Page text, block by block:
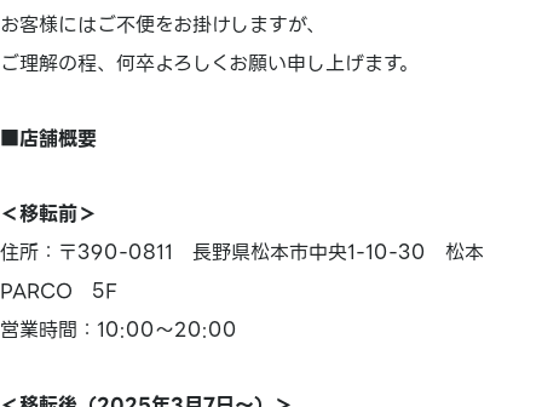
お客様にはご不便をお掛けしますが、
ご理解の程、何卒よろしくお願い申し上げます。
■店舗概要
＜移転前＞
住所：〒390-0811 長野県松本市中央1-10-30 松本
PARCO 5F
営業時間：10:00～20:00